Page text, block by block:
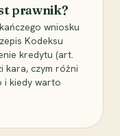
prawnik?
wniosku
Kodeksu
kredytu (art.
kara, czym różni
i kiedy warto